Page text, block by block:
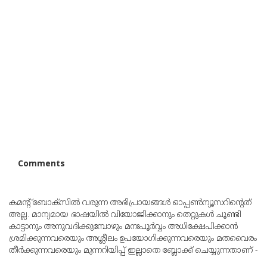
Comments
കമന്റ് ബോക്‌സില്‍ വരുന്ന അഭിപ്രായങ്ങള്‍ ഓപ്പൺന്യൂസറിന്റെത്
അല്ല. മാന്യമായ ഭാഷയില്‍ വിയോജിക്കാനും തെറ്റുകള്‍ ചൂണ്ടി
കാട്ടാനും അനുവദിക്കുമ്പോഴും മനഃപൂര്‍വ്വം അധിക്ഷേപിക്കാന്‍
ശ്രമിക്കുന്നവരെയും അശ്ലീലം ഉപയോഗിക്കുന്നവരെയും മതവൈരം
തീര്‍ക്കുന്നവരെയും മുന്നറിയിപ്പ് ഇല്ലാതെ ബ്ലോക്ക് ചെയ്യുന്നതാണ് -